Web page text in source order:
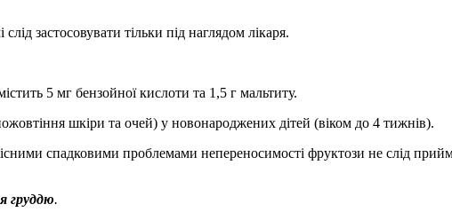
застосовувати тільки під наглядом лікаря.
5 мг бензойної кислоти та 1,5 г мальтиту.
шкіри та очей) у новонароджених дітей (віком до 4 тижнів).
спадковими проблемами непереносимості фруктози не слід
груддю.